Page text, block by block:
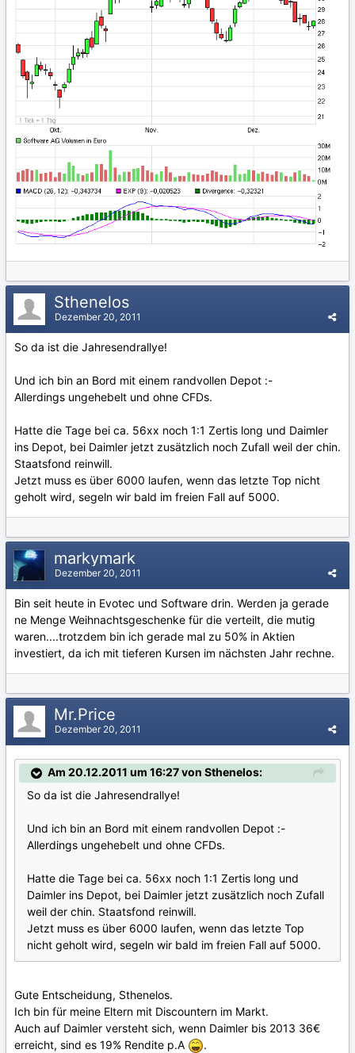
Sthenelos
Dezember 20, 2011
So da ist die Jahresendrallye!
Und ich bin an Bord mit einem randvollen Depot :-
Allerdings ungehebelt und ohne CFDs.
Hatte die Tage bei ca. 56xx noch 1:1 Zertis long und Daimler
ins Depot, bei Daimler jetzt zusätzlich noch Zufall weil der chin.
Staatsfond reinwill.
Jetzt muss es über 6000 laufen, wenn das letzte Top nicht
geholt wird, segeln wir bald im freien Fall auf 5000.
markymark
Dezember 20, 2011
Bin seit heute in Evotec und Software drin. Werden ja gerade
ne Menge Weihnachtsgeschenke für die verteilt, die mutig
waren....trotzdem bin ich gerade mal zu 50% in Aktien
investiert, da ich mit tieferen Kursen im nächsten Jahr rechne.
Mr.Price
Dezember 20, 2011
Am 20.12.2011 um 16:27 von Sthenelos:
So da ist die Jahresendrallye!
Und ich bin an Bord mit einem randvollen Depot :-
Allerdings ungehebelt und ohne CFDs.
Hatte die Tage bei ca. 56xx noch 1:1 Zertis long und
Daimler ins Depot, bei Daimler jetzt zusätzlich noch Zufall
weil der chin. Staatsfond reinwill.
Jetzt muss es über 6000 laufen, wenn das letzte Top
nicht geholt wird, segeln wir bald im freien Fall auf 5000.
Gute Entscheidung, Sthenelos.
Ich bin für meine Eltern mit Discountern im Markt.
Auch auf Daimler versteht sich, wenn Daimler bis 2013 36€
erreicht, sind es 19% Rendite p.A
.